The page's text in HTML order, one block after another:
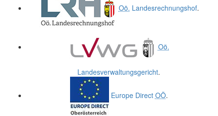
Oö. Landesrechnungshof.
Oö.
Landesverwaltungsgericht.
Europe Direct OÖ.